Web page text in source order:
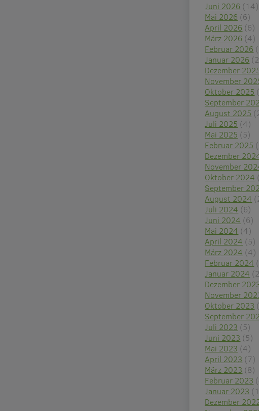
Juni 2026 (14)
Mai 2026 (6)
April 2026 (6)
März 2026 (4)
Februar 2026
Januar 2026
Dezember
November
Oktober 2025
September
August 2025
Juli 2025 (4)
Mai 2025 (5)
Februar 2025
Dezember
November
Oktober 2024
September
August 2024
Juli 2024 (6)
Juni 2024 (6)
Mai 2024 (4)
April 2024 (5)
März 2024 (4)
Februar 2024
Januar 2024
Dezember
November
Oktober 2023
September
Juli 2023 (5)
Juni 2023 (5)
Mai 2023 (4)
April 2023 (7)
März 2023 (8)
Februar 2023
Januar 2023
Dezember